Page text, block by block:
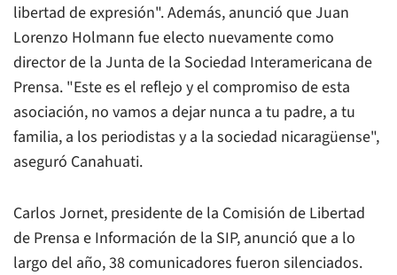
libertad de expresión". Además, anunció que Juan
Lorenzo Holmann fue electo nuevamente como
director de la Junta de la Sociedad Interamericana de
Prensa. "Este es el reflejo y el compromiso de esta
asociación, no vamos a dejar nunca a tu padre, a tu
familia, a los periodistas y a la sociedad nicaragüense",
aseguró Canahuati.
Carlos Jornet, presidente de la Comisión de Libertad
de Prensa e Información de la SIP, anunció que a lo
largo del año, 38 comunicadores fueron silenciados.